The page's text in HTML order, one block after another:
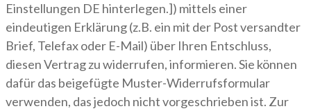
Einstellungen DE hinterlegen.]) mittels einer
eindeutigen Erklärung (z.B. ein mit der Post versandter
Brief, Telefax oder E-Mail) über Ihren Entschluss,
diesen Vertrag zu widerrufen, informieren. Sie können
dafür das beigefügte Muster-Widerrufsformular
verwenden, das jedoch nicht vorgeschrieben ist. Zur